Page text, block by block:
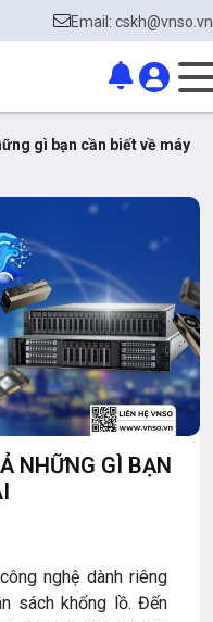
Email: cskh@vnso.vn
gì bạn cần biết về máy
NHỮNG GÌ BẠN
nghệ dành riêng
sách khổng lồ. Đến